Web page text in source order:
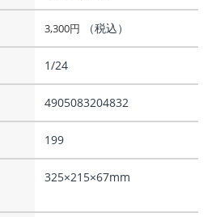
3,300円 （税込）
1/24
4905083204832
199
325×215×67mm